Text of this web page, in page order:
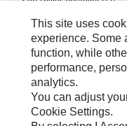
Meine Marketing-
Seitenübersicht
Cookie Settings
Rechtliche Hinweise
Datenschutz
This site uses
experience. Some
function, while
performance,
analytics.
You can adjust
Cookie Settings.